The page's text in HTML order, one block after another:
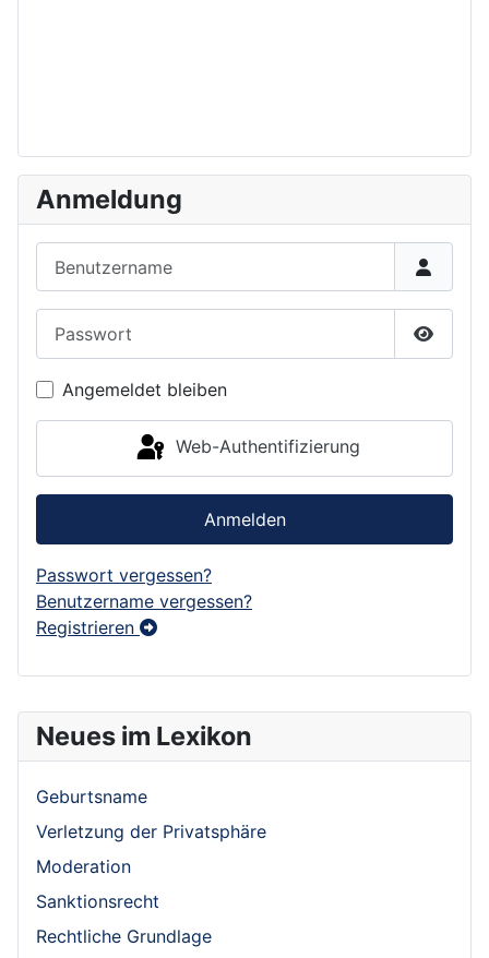
Neues im Lexikon
Geburtsname
Verletzung der Privatsphäre
Moderation
Sanktionsrecht
Rechtliche Grundlage
Anmeldung
Angemeldet bleiben
Web-Authentifizierung
Anmelden
Passwort vergessen?
Benutzername vergessen?
Registrieren